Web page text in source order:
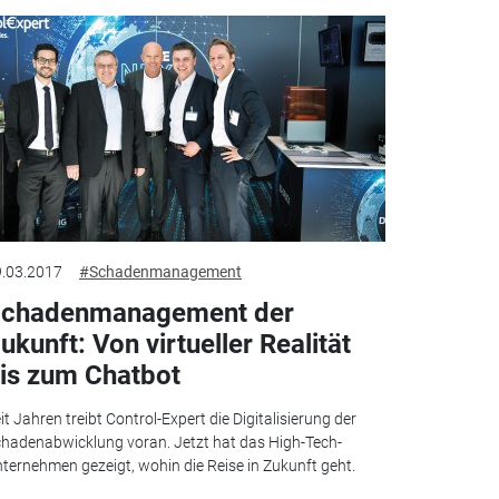
#Schadenmanagement
der
Von virtueller Realität
zum Chatbot
Jahren treibt Control-Expert die Digitalisierung der
voran. Jetzt hat das High-Tech-
gezeigt, wohin die Reise in Zukunft geht.